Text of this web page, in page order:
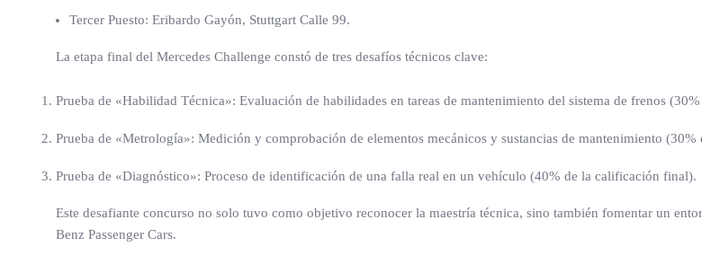
Tercer Puesto: Eribardo Gayón, Stuttgart Calle 99.
La etapa final del Mercedes Challenge constó de tres desafíos técnicos clave:
Prueba de «Habilidad Técnica»: Evaluación de habilidades en tareas de mantenimiento del sistema de frenos
Prueba de «Metrología»: Medición y comprobación de elementos mecánicos y sustancias de mantenimiento
Prueba de «Diagnóstico»: Proceso de identificación de una falla real en un vehículo (40% de la calificación final).
Este desafiante concurso no solo tuvo como objetivo reconocer la maestría técnica, sino también fomentar un
Benz Passenger Cars.